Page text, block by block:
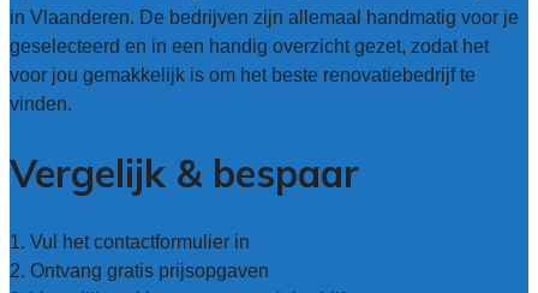
in Vlaanderen. De bedrijven zijn allemaal handmatig voor je
geselecteerd en in een handig overzicht gezet, zodat het
voor jou gemakkelijk is om het beste renovatiebedrijf te
vinden.
Vergelijk & bespaar
1. Vul het contactformulier in
2. Ontvang gratis prijsopgaven